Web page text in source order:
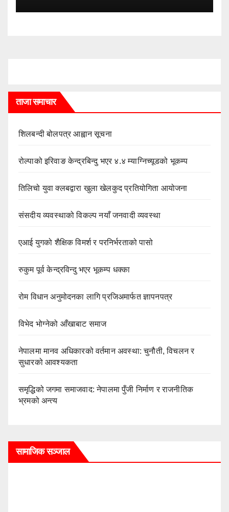
ताजा समाचार
शिलबन्दी बोलपत्र आह्वान सूचना
रोल्पाको इरिवाङ केन्द्रबिन्दु भएर ४.४ म्याग्निच्यूडको भूकम्प
तिलिचो युवा क्लबद्वारा खुला खेलकुद प्रतियोगिता आयोजना
संसदीय व्यवस्थाको विकल्प नयाँ जनवादी व्यवस्था
एआई युगको शैक्षिक विमर्श र परनिर्भरताको पासो
रुकुम पूर्व केन्द्रविन्दु भएर भूकम्प धक्का
रोम विधान अनुमोदनका लागि प्रजिअमार्फत ज्ञापनपत्र
विभेद भोग्नेको आँखाबाट समाज
नेपालमा मानव अधिकारको वर्तमान अवस्था: चुनौती, विचलन र
सुधारको आवश्यकता
समृद्धिको जगमा समाजवाद: नेपालमा पुँजी निर्माण र राजनीतिक
भ्रमको अन्त्य
सामाजिक सञ्जाल